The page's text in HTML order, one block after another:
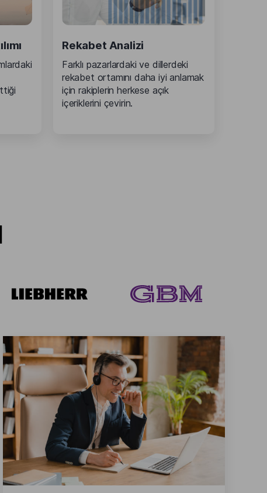
Rekabet Analizi
Farklı pazarlardaki ve dillerdeki
rekabet ortamını daha iyi anlamak
için rakiplerin herkese açık
içeriklerini çevirin.